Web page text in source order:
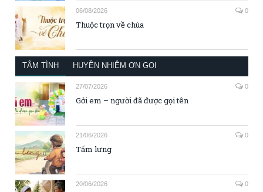
06/08/2026 0
Thuộc trọn về chúa
TÂM TÌNH HUYỀN NHIỆM ƠN GỌI
27/07/2026 0
Gởi em – người đã được gọi tên
21/06/2026 0
Tấm lưng
20/06/2026 0